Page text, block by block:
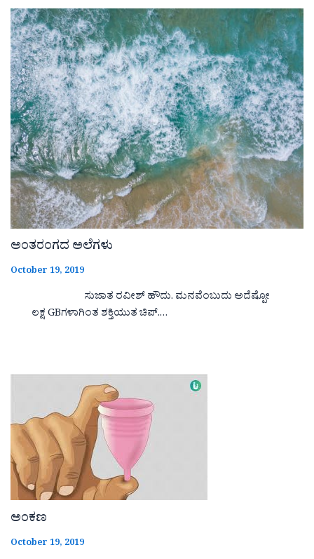
ಅಂತರಂಗದ ಅಲೆಗಳು
October 19, 2019
ಸುಜಾತ ರವೀಶ್ ಹೌದು. ಮನವೆಂಬುದು ಅದೆಷ್ಪೋ
ಲಕ್ಷ GBಗಳಾಗಿಂತ ಶಕ್ತಿಯುತ ಚಿಪ್.…
ಅಂಕಣ
October 19, 2019